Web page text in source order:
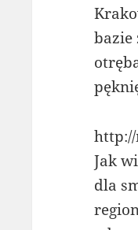
bazie
Jak
dla